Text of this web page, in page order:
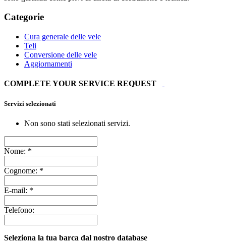
Categorie
Cura generale delle vele
Teli
Conversione delle vele
Aggiornamenti
COMPLETE YOUR SERVICE REQUEST
Servizi selezionati
Non sono stati selezionati servizi.
Nome: *
Cognome: *
E-mail: *
Telefono:
Seleziona la tua barca dal nostro database